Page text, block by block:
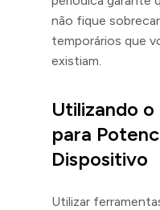
não fique
temporários que
existiam.
Utilizando o
para
Dispositivo
Utilizar